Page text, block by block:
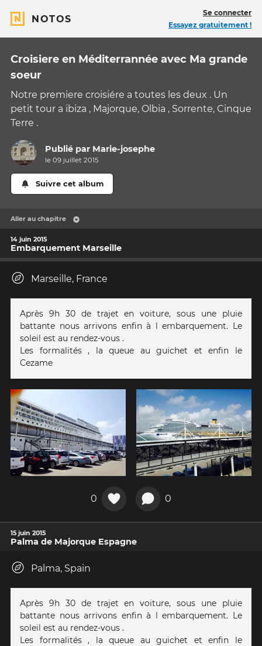
NOTOS
Se connecter
Essayez gratuitement !
Croisiere en Méditerrannée avec Ma grande
soeur
Notre premiere croisiére a toutes les deux . Un
petit tour a ibiza , Majorque, Olbia , Sorrente, Cinque
Terre .
Publié par Marie-josephe
le 09 juillet 2015
Suivre cet album
Aller au chapitre
14 juin 2015
Embarquement Marseille
Marseille, France
Après 9h 30 de trajet en voiture, sous une pluie
battante nous arrivons enfin à l embarquement. Le
soleil est au rendez-vous .
Les formalités , la queue au guichet et enfin le
Cezame
0 0
15 juin 2015
Palma de Majorque Espagne
Palma, Spain
Après 9h 30 de trajet en voiture, sous une pluie
battante nous arrivons enfin à l embarquement. Le
soleil est au rendez-vous .
Les formalités , la queue au guichet et enfin le